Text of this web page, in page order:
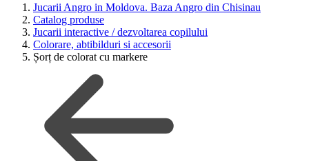
Jucarii Angro in Moldova. Baza Angro din Chisinau
Catalog produse
Jucarii interactive / dezvoltarea copilului
Colorare, abtibilduri si accesorii
Șorț de colorat cu markere